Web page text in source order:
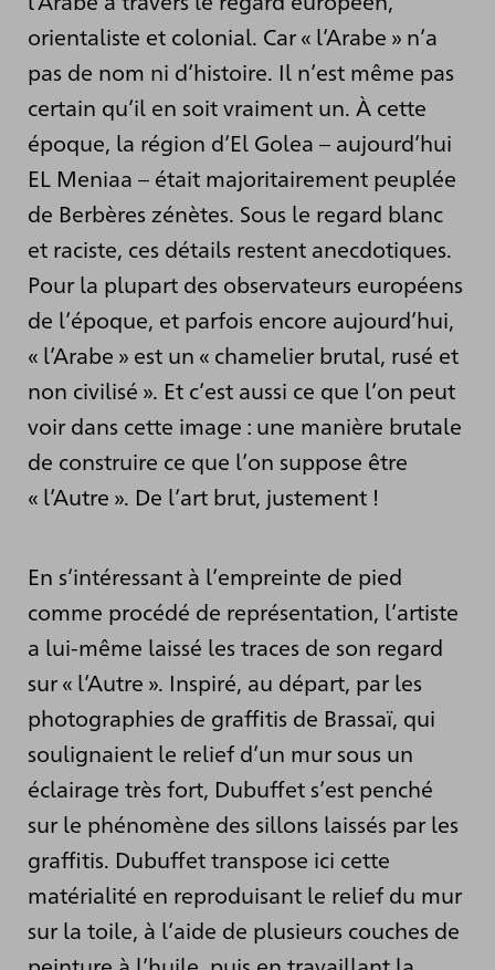
orientaliste et colonial. Car « l’Arabe » n’a
pas de nom ni d’histoire. Il n’est même pas
certain qu’il en soit vraiment un. À cette
époque, la région d’El Golea – aujourd’hui
EL Meniaa – était majoritairement peuplée
de Berbères zénètes. Sous le regard blanc
et raciste, ces détails restent anecdotiques.
Pour la plupart des observateurs européens
de l’époque, et parfois encore aujourd’hui,
« l’Arabe » est un « chamelier brutal, rusé et
non civilisé ». Et c’est aussi ce que l’on peut
voir dans cette image : une manière brutale
de construire ce que l’on suppose être
« l’Autre ». De l’art brut, justement !
En s’intéressant à l’empreinte de pied
comme procédé de représentation, l’artiste
a lui-même laissé les traces de son regard
sur « l’Autre ». Inspiré, au départ, par les
photographies de graffitis de Brassaï, qui
soulignaient le relief d’un mur sous un
éclairage très fort, Dubuffet s’est penché
sur le phénomène des sillons laissés par les
graffitis. Dubuffet transpose ici cette
matérialité en reproduisant le relief du mur
sur la toile, à l’aide de plusieurs couches de